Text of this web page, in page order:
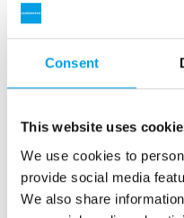
Consent
This website uses
We use cookies to
provide social media
We also share
Ladda ner